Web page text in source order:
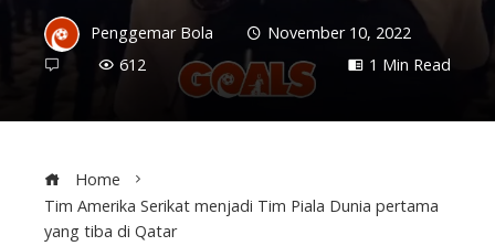
Penggemar Bola
November 10, 2022
612
1 Min Read
Home
Tim Amerika Serikat menjadi Tim Piala Dunia pertama
yang tiba di Qatar